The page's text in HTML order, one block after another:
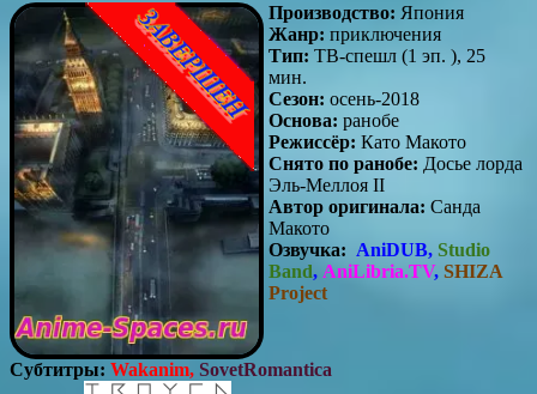
Производство: Япония
Жанр: приключения
Тип: ТВ-спешл (1 эп. ), 25
мин.
Сезон: осень-2018
Основа: ранобе
Режиссёр: Като Макото
Снято по ранобе: Досье лорда
Эль-Меллоя II
Автор оригинала: Санда
Макото
Озвучка: AniDUB, Studio
Band, AniLibria.TV, SHIZA
Project
Субтитры: Wakanim, SovetRomantica